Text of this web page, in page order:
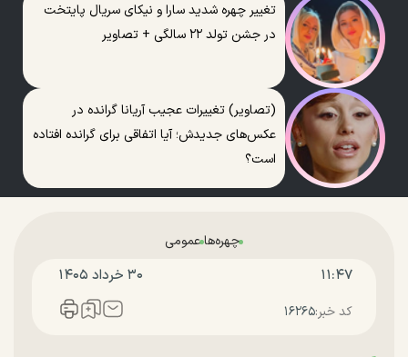
تغییر چهره شدید سارا و نیکای سریال پایتخت
در جشن تولد ۲۲ سالگی + تصاویر
(تصاویر) تغییرات عجیب آریانا گرانده در
عکس‌های جدیدش؛ آیا اتفاقی برای گرانده افتاده
است؟
چهره‌هاعمومی
۱۱:۴۷ ۳۰ خرداد ۱۴۰۵
کد خبر:۱۶۲۶۵